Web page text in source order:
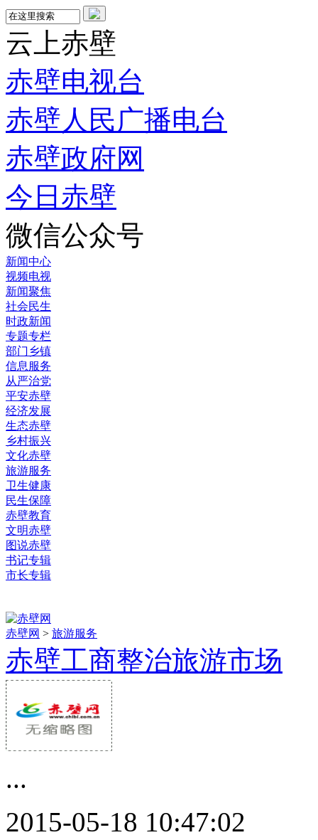
云上赤壁
赤壁电视台
赤壁人民广播电台
赤壁政府网
今日赤壁
微信公众号
新闻中心
视频电视
新闻聚焦
社会民生
时政新闻
专题专栏
部门乡镇
信息服务
从严治党
平安赤壁
经济发展
生态赤壁
乡村振兴
文化赤壁
旅游服务
卫生健康
民生保障
赤壁教育
文明赤壁
图说赤壁
书记专辑
市长专辑
赤壁网 > 旅游服务
赤壁工商整治旅游市场
...
2015-05-18 10:47:02